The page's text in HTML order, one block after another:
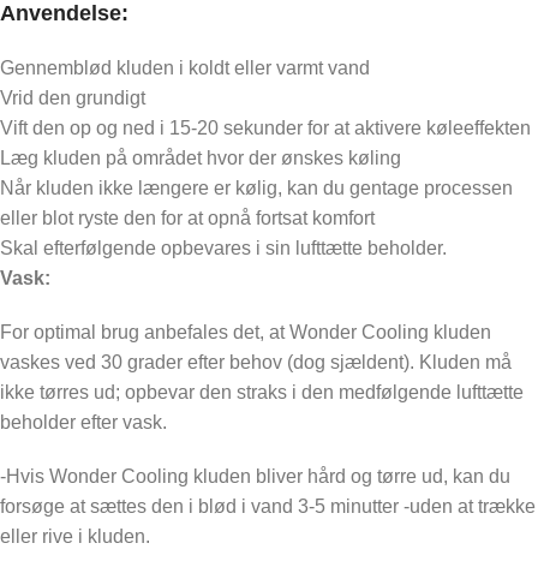
Anvendelse:
Gennemblød kluden i koldt eller varmt vand
Vrid den grundigt
Vift den op og ned i 15-20 sekunder for at aktivere køleeffekten
Læg kluden på området hvor der ønskes køling
Når kluden ikke længere er kølig, kan du gentage processen
eller blot ryste den for at opnå fortsat komfort
Skal efterfølgende opbevares i sin lufttætte beholder.
Vask:
For optimal brug anbefales det, at Wonder Cooling kluden
vaskes ved 30 grader efter behov (dog sjældent). Kluden må
ikke tørres ud; opbevar den straks i den medfølgende lufttætte
beholder efter vask.
-Hvis Wonder Cooling kluden bliver hård og tørre ud, kan du
forsøge at sættes den i blød i vand 3-5 minutter -uden at trække
eller rive i kluden.